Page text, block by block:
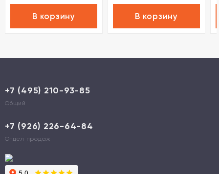
В корзину В корзину
+7 (495) 210-93-85
Общий
+7 (926) 226-64-84
Отдел продаж